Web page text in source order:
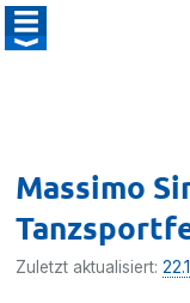
Massimo
Zuletzt aktualisiert: